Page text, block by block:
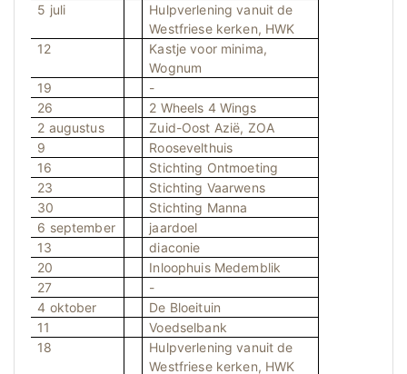
5 juli
Hulpverlening vanuit de
Westfriese kerken, HWK
12
Kastje voor minima,
Wognum
19
-
26
2 Wheels 4 Wings
2 augustus
Zuid-Oost Azië, ZOA
9
Roosevelthuis
16
Stichting Ontmoeting
23
Stichting Vaarwens
30
Stichting Manna
6 september
jaardoel
13
diaconie
20
Inloophuis Medemblik
27
-
4 oktober
De Bloeituin
11
Voedselbank
18
Hulpverlening vanuit de
Westfriese kerken, HWK